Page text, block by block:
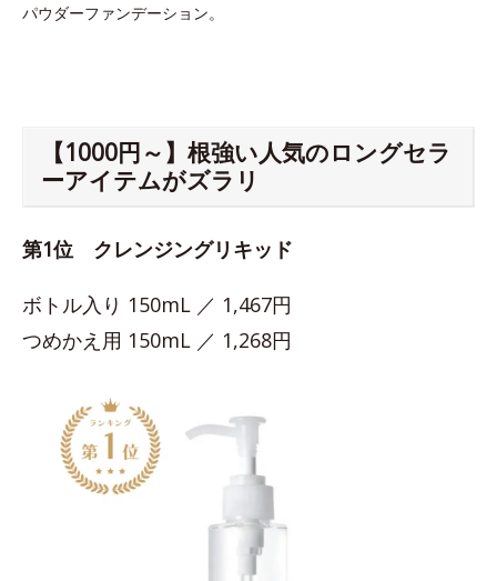
パウダーファンデーション。
【1000円～】根強い人気のロングセラ
ーアイテムがズラリ
第1位 クレンジングリキッド
ボトル入り 150mL ／ 1,467円
つめかえ用 150mL ／ 1,268円